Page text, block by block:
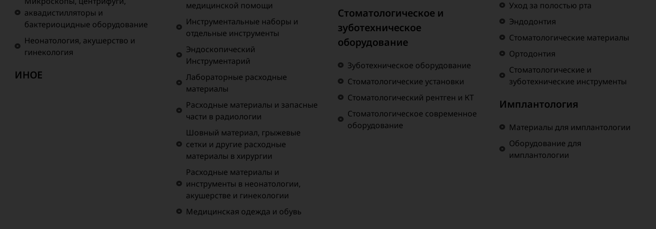
аквадистилляторы и
бактериоцидные оборудование
Неонатология, акушерство и
гинекология
ИНОЕ
медицинской помощи
Инструментальные наборы и
отдельные инструменты
Эндоскопический
Инструментарий
Лабораторные расходные
материалы
Расходные материалы и запасные
части в радиологии
Шовный материал, грыжевые
сетки и другие расходные
материалы в хирургии
Расходные материалы и
инструменты в неонатологии,
акушерстве и гинекологии
Медицинская одежда и обувь
Стоматологическое и
зуботехническое
оборудование
Зуботехническое оборудование
Стоматологические установки
Стоматологический рентген и КТ
Стоматологическое современное
оборудование
Уход за полостью рта
Эндодонтия
Стоматологические материалы
Ортодонтия
Стоматологические и
зуботехнические инструменты
Имплантология
Материалы для имплантологии
Оборудование для
имплантологии